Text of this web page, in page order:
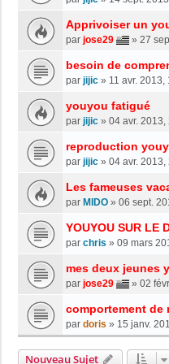
Apprivoiser un
par jose29 » 27
besoin de
par jijic » 11 avr. 2013,
youyou fatigué
par jijic » 04 avr. 2013,
reproduction
par jijic » 04 avr. 2013,
Les fameuses
par MIDO » 06 sept.
YOUYOU SUR LE
par chris » 09 mars
mes deux jeunes
par jose29 » 02
comportement de
par doris » 15 janv.
Nouveau Sujet